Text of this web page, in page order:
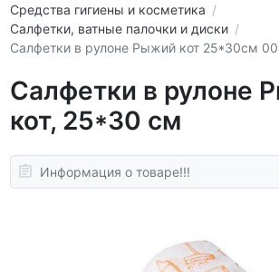
Средства гигиены и косметика
Салфетки, ватные палочки и диски
Салфетки в рулоне Рыжий кот 25*30см
Салфетки в рулоне
кот, 25*30 см
Информация о товаре!!!